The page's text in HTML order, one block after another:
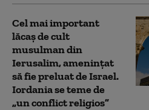
Cel mai important
lăcaş de cult
musulman din
Ierusalim, amenințat
să fie preluat de Israel.
Iordania se teme de
„un conflict religios”